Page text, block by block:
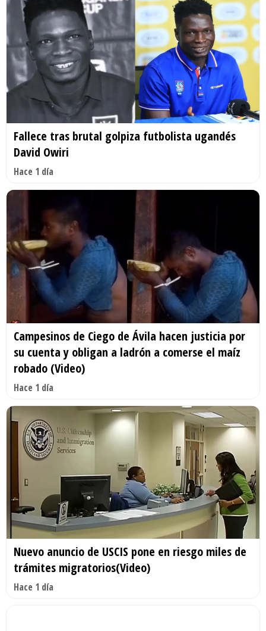
Fallece tras brutal golpiza futbolista ugandés
David Owiri
Hace 1 día
Campesinos de Ciego de Ávila hacen justicia por
su cuenta y obligan a ladrón a comerse el maíz
robado (Video)
Hace 1 día
Nuevo anuncio de USCIS pone en riesgo miles de
trámites migratorios(Video)
Hace 1 día